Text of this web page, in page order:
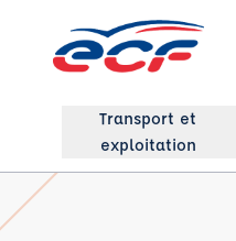
Transport et
exploitation